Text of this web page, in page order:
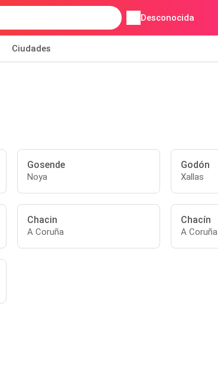
Desconocida
Ciudades
Gosende
Noya
Godón
Xallas
Chacin
A Coruña
Chacín
A Coruña